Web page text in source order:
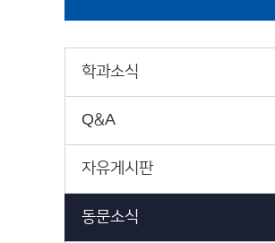
학과소식
Q&A
자유게시판
동문소식